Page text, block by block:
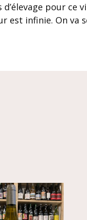
d’élevage pour
est infinie. On va